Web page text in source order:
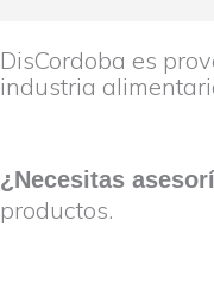
DisCordoba es
industria
¿Necesitas
productos.